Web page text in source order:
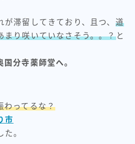
滞留してきており、且つ、 道
まり咲いていなさそう。。？と
分寺薬師堂へ。
わってるな？
市
。